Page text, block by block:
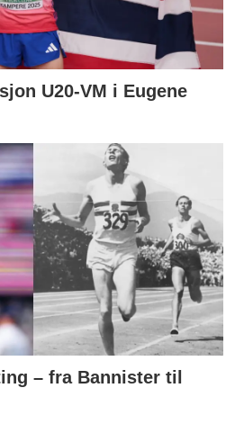
U20-VM i Eugene
– fra Bannister til